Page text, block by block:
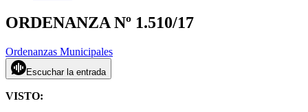
ORDENANZA Nº 1.510/17
Ordenanzas Municipales
Escuchar la entrada
VISTO: